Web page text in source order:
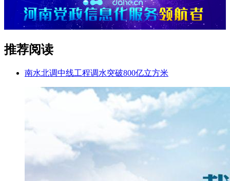
推荐阅读
南水北调中线工程调水突破800亿立方米